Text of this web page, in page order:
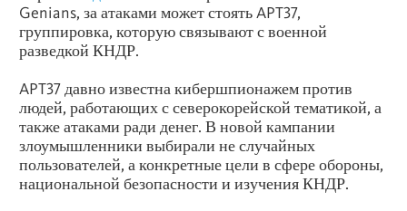
Genians, за атаками может стоять APT37,
группировка, которую связывают с военной
разведкой КНДР.
APT37 давно известна кибершпионажем против
людей, работающих с северокорейской тематикой, а
также атаками ради денег. В новой кампании
злоумышленники выбирали не случайных
пользователей, а конкретные цели в сфере обороны,
национальной безопасности и изучения КНДР.